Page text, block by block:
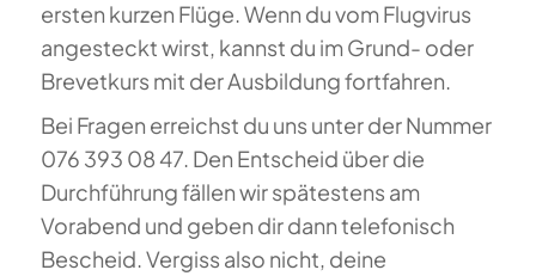
ersten kurzen Flüge. Wenn du vom Flugvirus
angesteckt wirst, kannst du im Grund- oder
Brevetkurs mit der Ausbildung fortfahren.
Bei Fragen erreichst du uns unter der Nummer
076 393 08 47. Den Entscheid über die
Durchführung fällen wir spätestens am
Vorabend und geben dir dann telefonisch
Bescheid. Vergiss also nicht, deine